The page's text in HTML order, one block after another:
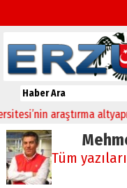
araştırma
Tüm